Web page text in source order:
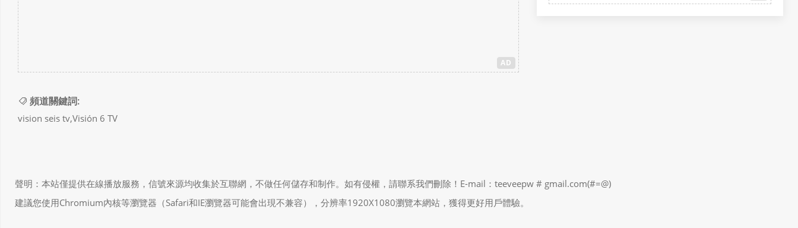
AD
頻道關鍵詞:
vision seis tv,Visión 6 TV
聲明：本站僅提供在線播放服務，信號來源均收集於互聯網，不做任何儲存和制作。如有侵權，請聯系我們刪除！E-mail：teeveepw # gmail.com(#=@)
建議您使用Chromium內核等瀏覽器（Safari和IE瀏覽器可能會出現不兼容），分辨率1920X1080瀏覽本網站，獲得更好用戶體驗。